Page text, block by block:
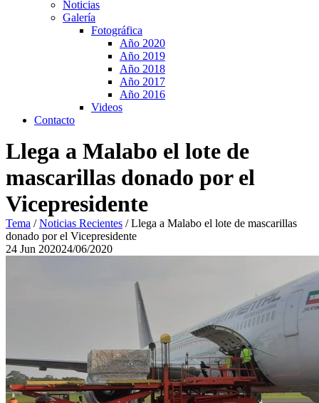
Noticias
Galería
Fotográfica
Año 2020
Año 2019
Año 2018
Año 2017
Año 2016
Videos
Contacto
Llega a Malabo el lote de
mascarillas donado por el
Vicepresidente
Tema /Noticias Recientes /Llega a Malabo el lote de mascarillas
donado por el Vicepresidente
24 Jun 202024/06/2020